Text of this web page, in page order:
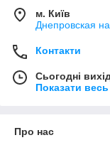
м. Київ
Днепровская
Контакти
Сьогодні
Показати
Про нас